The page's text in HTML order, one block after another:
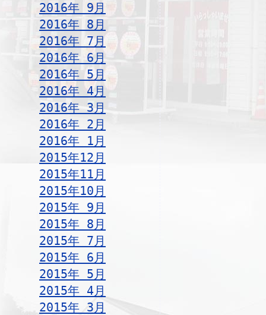
2016年 9月
2016年 8月
2016年 7月
2016年 6月
2016年 5月
2016年 4月
2016年 3月
2016年 2月
2016年 1月
2015年12月
2015年11月
2015年10月
2015年 9月
2015年 8月
2015年 7月
2015年 6月
2015年 5月
2015年 4月
2015年 3月